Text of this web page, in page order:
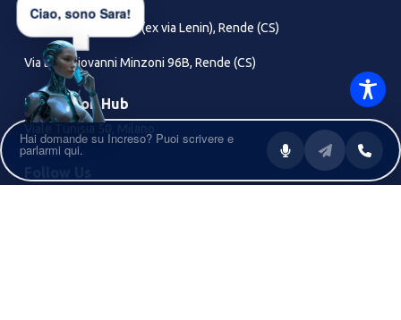
Via Sandro Pertini 59 (ex via Lenin), Rende (CS)
Via Don Giovanni Minzoni 96B, Rende (CS)
Innovation Hub
Ciao, sono Sara!